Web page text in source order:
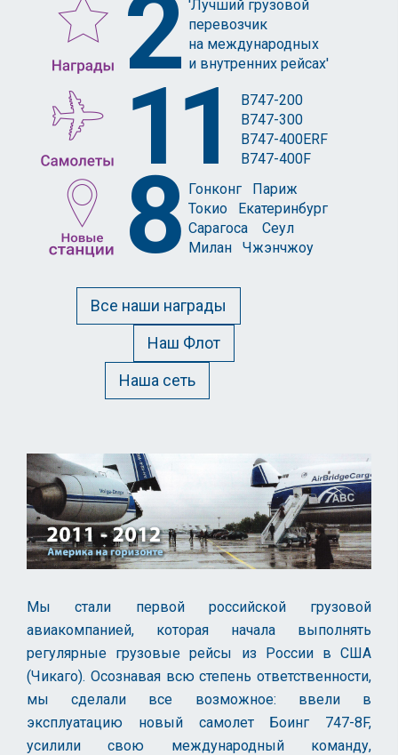
2
'Лучший грузовой
перевозчик
на международных
и внутренних рейсах'
11
B747-200
B747-300
B747-400ERF
B747-400F
8
Гонконг Париж
Токио Екатеринбург
Сарагоса Сеул
Милан Чжэнчжоу
Все наши награды
Наш Флот
Наша сеть
Мы стали первой российской грузовой
авиакомпанией, которая начала выполнять
регулярные грузовые рейсы из России в США
(Чикаго). Осознавая всю степень ответственности,
мы сделали все возможное: ввели в
эксплуатацию новый самолет Боинг 747-8F,
усилили свою международный команду,